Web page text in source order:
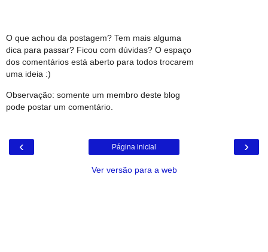
O que achou da postagem? Tem mais alguma
dica para passar? Ficou com dúvidas? O espaço
dos comentários está aberto para todos trocarem
uma ideia :)
Observação: somente um membro deste blog
pode postar um comentário.
‹ ›
Página inicial
Ver versão para a web